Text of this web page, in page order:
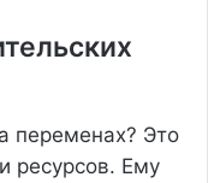
переменах? Это
ресурсов. Ему